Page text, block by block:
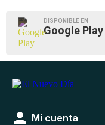
DISPONIBLE EN
Google Play
Mi cuenta